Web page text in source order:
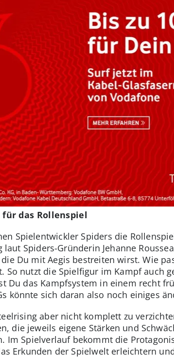
für das Rollenspiel
Spielentwickler Spiders die
Spiders-Gründerin Jehanne
Du mit Aegis bestreiten wirst. Wie
So nutzt die Spielfigur im Kampf auch
Du das Kampfsystem in einem recht
könnte sich daran also noch einiges
aber nicht komplett zu
die jeweils eigene Stärken und
Im Spielverlauf bekommt die
Erkunden der Spielwelt erleichtern